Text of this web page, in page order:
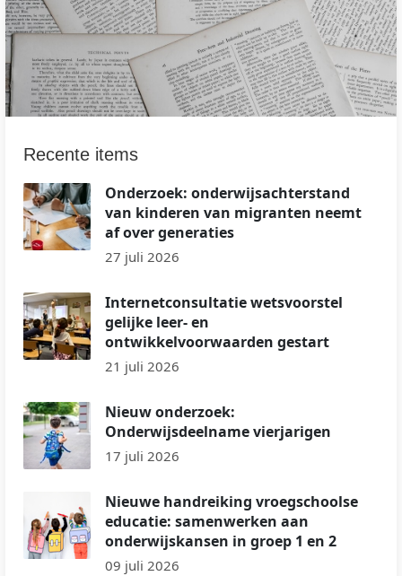
Recente items
Onderzoek: onderwijsachterstand
van kinderen van migranten neemt
af over generaties
27 juli 2026
Internetconsultatie wetsvoorstel
gelijke leer- en
ontwikkelvoorwaarden gestart
21 juli 2026
Nieuw onderzoek:
Onderwijsdeelname vierjarigen
17 juli 2026
Nieuwe handreiking vroegschoolse
educatie: samenwerken aan
onderwijskansen in groep 1 en 2
09 juli 2026